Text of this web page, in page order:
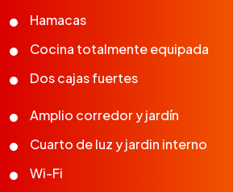
Hamacas
Cocina totalmente equipada
Dos cajas fuertes
Amplio corredor y jardín
Cuarto de luz y jardin interno
Wi-Fi